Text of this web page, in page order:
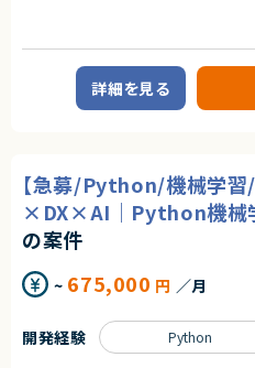
求めるスキル
【必須スキル】
・Python を用いた基礎的なプログラ
・機械学習ライブラリの使用経験
・PyTorch
・TensorFlow など
・画像処理技術の経験
・TorchVision を用いた画像分類、物体
・トランスフォーマーモデルの理解
・BERT
・GPTなど
・生成AIモデルの実務活用経験
【尚可スキル】
契約元
株式会社LASSIC
エージェントから
★社会的意義が高い！
法務DX・リーガルテック市場は急成長
す。
★キャリア価値が高い！
AI×リーガルテックという希少な領域
価値を高めることができるPJ。
教育を軸に人材領域で企業のDXを支援
これまで15万人以上の受講生から約
してきた企業様です。
スクールも運営しています。
これまでに受講⽣ 15万名以上、クラ
てきた実績がございます。
【業務概要】
個社向け企業研修のメイン講師業務
講師とサポート役の講師により進行。
壇いただきます。
研修は基本的に法人のお客様に向けて
・稼働日数：シフト制/毎月変動有
詳細を見る
【急募/Python/機械学習/
×DX×AI｜Python機械
の案件
~ 675,000 円 ／月
開発経験 Python